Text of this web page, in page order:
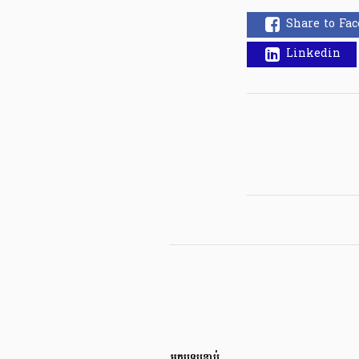
Share to
Linkedin